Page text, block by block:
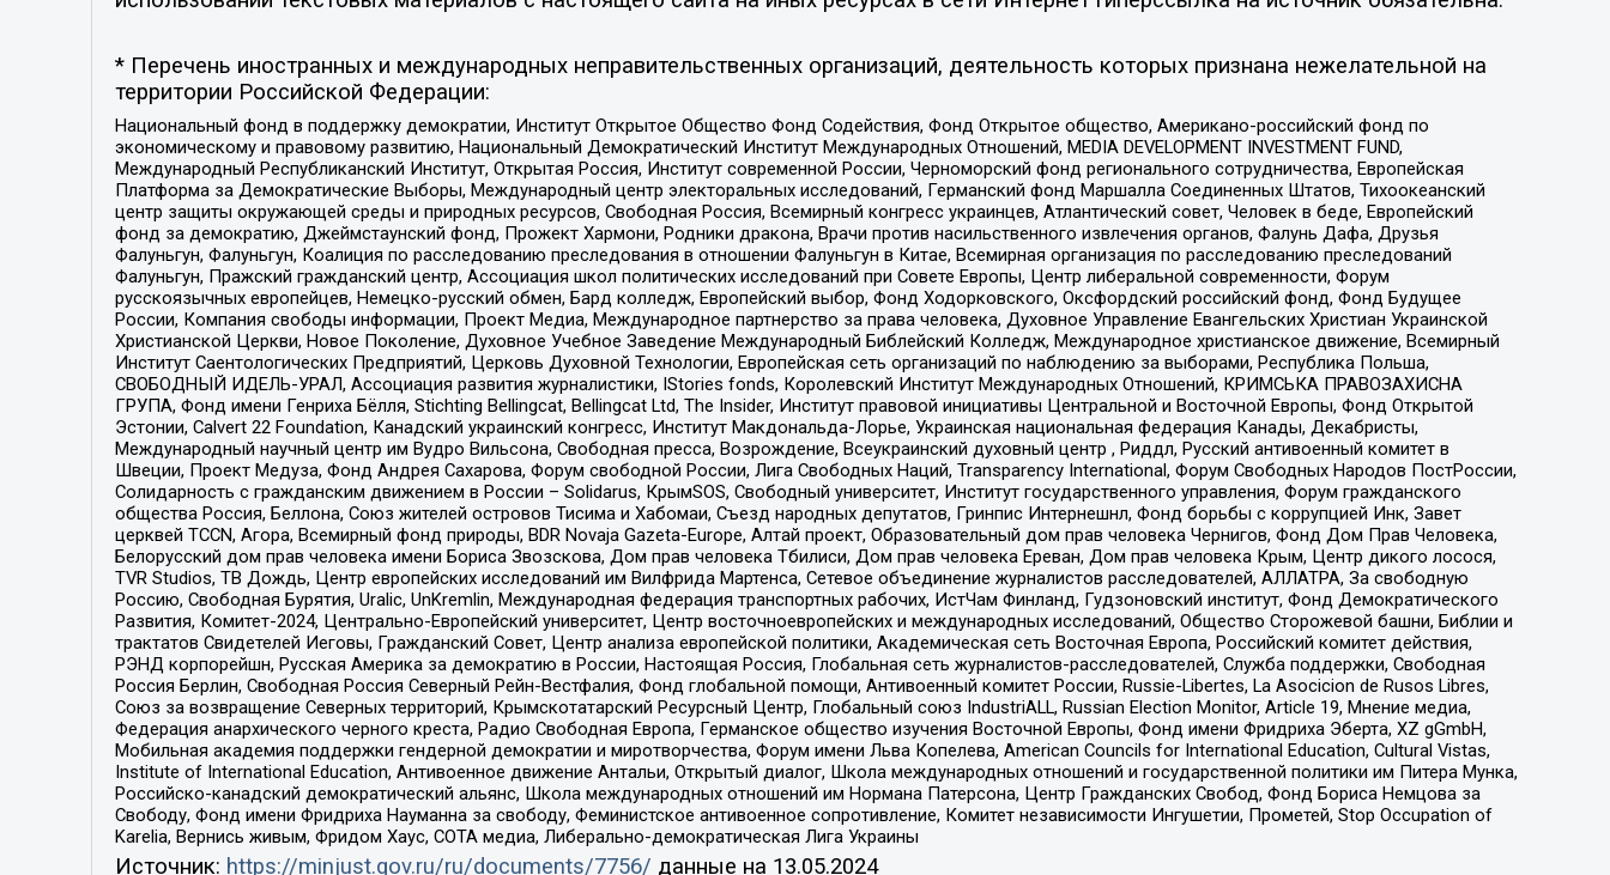
* Перечень иностранных и международных неправительственных организаций, деятельность которых признана нежелательной на
территории Российской Федерации:
Национальный фонд в поддержку демократии, Институт Открытое Общество Фонд Содействия, Фонд Открытое общество, Американо-российский фонд по
экономическому и правовому развитию, Национальный Демократический Институт Международных Отношений, MEDIA DEVELOPMENT INVESTMENT FUND,
Международный Республиканский Институт, Открытая Россия, Институт современной России, Черноморский фонд регионального сотрудничества, Европейская
Платформа за Демократические Выборы, Международный центр электоральных исследований, Германский фонд Маршалла Соединенных Штатов, Тихоокеанский
центр защиты окружающей среды и природных ресурсов, Свободная Россия, Всемирный конгресс украинцев, Атлантический совет, Человек в беде, Европейский
фонд за демократию, Джеймстаунский фонд, Прожект Хармони, Родники дракона, Врачи против насильственного извлечения органов, Фалунь Дафа, Друзья
Фалуньгун, Фалуньгун, Коалиция по расследованию преследования в отношении Фалуньгун в Китае, Всемирная организация по расследованию преследований
Фалуньгун, Пражский гражданский центр, Ассоциация школ политических исследований при Совете Европы, Центр либеральной современности, Форум
русскоязычных европейцев, Немецко-русский обмен, Бард колледж, Европейский выбор, Фонд Ходорковского, Оксфордский российский фонд, Фонд Будущее
России, Компания свободы информации, Проект Медиа, Международное партнерство за права человека, Духовное Управление Евангельских Христиан Украинской
Христианской Церкви, Новое Поколение, Духовное Учебное Заведение Международный Библейский Колледж, Международное христианское движение, Всемирный
Институт Саентологических Предприятий, Церковь Духовной Технологии, Европейская сеть организаций по наблюдению за выборами, Республика Польша,
СВОБОДНЫЙ ИДЕЛЬ-УРАЛ, Ассоциация развития журналистики, IStories fonds, Королевский Институт Международных Отношений, КРИМСЬКА ПРАВОЗАХИСНА
ГРУПА, Фонд имени Генриха Бёлля, Stichting Bellingcat, Bellingcat Ltd, The Insider, Институт правовой инициативы Центральной и Восточной Европы, Фонд Открытой
Эстонии, Calvert 22 Foundation, Канадский украинский конгресс, Институт Макдональда-Лорье, Украинская национальная федерация Канады, Декабристы,
Международный научный центр им Вудро Вильсона, Свободная пресса, Возрождение, Всеукраинский духовный центр , Риддл, Русский антивоенный комитет в
Швеции, Проект Медуза, Фонд Андрея Сахарова, Форум свободной России, Лига Свободных Наций, Transparеncy International, Форум Свободных Народов ПостРоссии,
Солидарность с гражданским движением в России – Solidarus, КрымSOS, Свободный университет, Институт государственного управления, Форум гражданского
общества Россия, Беллона, Союз жителей островов Тисима и Хабомаи, Съезд народных депутатов, Гринпис Интернешнл, Фонд борьбы с коррупцией Инк, Завет
церквей TCCN, Агора, Всемирный фонд природы, BDR Novaja Gazeta-Europe, Алтай проект, Образовательный дом прав человека Чернигов, Фонд Дом Прав Человека,
Белорусский дом прав человека имени Бориса Звозскова, Дом прав человека Тбилиси, Дом прав человека Ереван, Дом прав человека Крым, Центр дикого лосося,
TVR Studios, ТВ Дождь, Центр европейских исследований им Вилфрида Мартенса, Сетевое объединение журналистов расследователей, АЛЛАТРА, За свободную
Россию, Свободная Бурятия, Uralic, UnKremlin, Международная федерация транспортных рабочих, ИстЧам Финланд, Гудзоновский институт, Фонд Демократического
Развития, Комитет-2024, Центрально-Европейский университет, Центр восточноевропейских и международных исследований, Общество Сторожевой башни, Библии и
трактатов Свидетелей Иеговы, Гражданский Совет, Центр анализа европейской политики, Академическая сеть Восточная Европа, Российский комитет действия,
РЭНД корпорейшн, Русская Америка за демократию в России, Настоящая Россия, Глобальная сеть журналистов-расследователей, Служба поддержки, Свободная
Россия Берлин, Свободная Россия Северный Рейн-Вестфалия, Фонд глобальной помощи, Антивоенный комитет России, Russie-Libertes, La Asocicion de Rusos Libres,
Союз за возвращение Северных территорий, Крымскотатарский Ресурсный Центр, Глобальный союз IndustriALL, Russian Election Monitor, Article 19, Мнение медиа,
Федерация анархического черного креста, Радио Свободная Европа, Германское общество изучения Восточной Европы, Фонд имени Фридриха Эберта, XZ gGmbH,
Мобильная академия поддержки гендерной демократии и миротворчества, Форум имени Льва Копелева, American Councils for International Education, Cultural Vistas,
Institute of International Education, Антивоенное движение Антальи, Открытый диалог, Школа международных отношений и государственной политики им Питера Мунка,
Российско-канадский демократический альянс, Школа международных отношений им Нормана Патерсона, Центр Гражданских Свобод, Фонд Бориса Немцова за
Свободу, Фонд имени Фридриха Науманна за свободу, Феминистское антивоенное сопротивление, Комитет независимости Ингушетии, Прометей, Stop Occupation of
Karelia, Вернись живым, Фридом Хаус, СОТА медиа, Либерально-демократическая Лига Украины
Источник: https://minjust.gov.ru/ru/documents/7756/ данные на 13.05.2024